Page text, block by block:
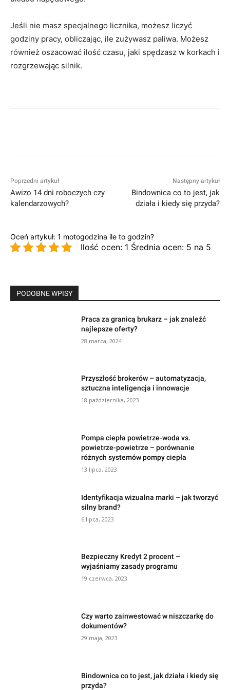
Jeśli nie masz specjalnego licznika, możesz liczyć
godziny pracy, obliczając, ile zużywasz paliwa. Możesz
również oszacować ilość czasu, jaki spędzasz w korkach i
rozgrzewając silnik.
Poprzedni artykuł
Awizo 14 dni roboczych czy
kalendarzowych?
Następny artykuł
Bindownica co to jest, jak
działa i kiedy się przyda?
Oceń artykuł: 1 motogodzina ile to godzin?
Ilość ocen: 1 Średnia ocen: 5 na 5
PODOBNE WPISY
Praca za granicą brukarz – jak znaleźć
najlepsze oferty?
28 marca, 2024
Przyszłość brokerów – automatyzacja,
sztuczna inteligencja i innowacje
18 października, 2023
Pompa ciepła powietrze-woda vs.
powietrze-powietrze – porównanie
różnych systemów pompy ciepła
13 lipca, 2023
Identyfikacja wizualna marki – jak tworzyć
silny brand?
6 lipca, 2023
Bezpieczny Kredyt 2 procent –
wyjaśniamy zasady programu
19 czerwca, 2023
Czy warto zainwestować w niszczarkę do
dokumentów?
29 maja, 2023
Bindownica co to jest, jak działa i kiedy się
przyda?